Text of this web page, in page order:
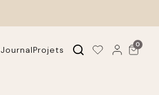
JournalProjets
0